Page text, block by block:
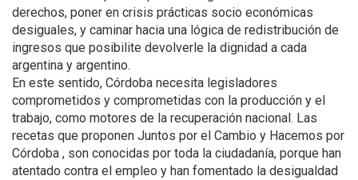
derechos, poner en crisis prácticas socio económicas
desiguales, y caminar hacia una lógica de redistribución de
ingresos que posibilite devolverle la dignidad a cada
argentina y argentino.
En este sentido, Córdoba necesita legisladores
comprometidos y comprometidas con la producción y el
trabajo, como motores de la recuperación nacional. Las
recetas que proponen Juntos por el Cambio y Hacemos por
Córdoba , son conocidas por toda la ciudadanía, porque han
atentado contra el empleo y han fomentado la desigualdad